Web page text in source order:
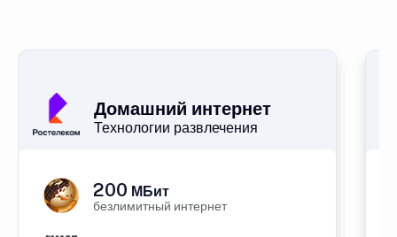
Домашний интернет
Технологии развлечения
200 МБит
безлимитный интернет